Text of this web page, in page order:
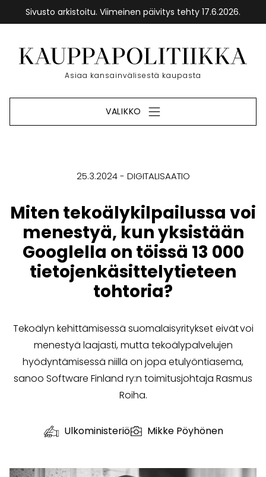
Sivusto arkistoitu. Viimeinen päivitys tehty 17.6.2026.
sisältöön
Etusivu
Asiaa kansainvälisestä kaupasta
VALIKKO
25.3.2024 DIGITALISAATIO
Miten tekoälykilpailussa voi
menestyä, kun yksistään
Googlella on töissä 13 000
tietojenkäsittelytieteen
tohtoria?
Tekoälyn kehittämisessä suomalaisyritykset eivät voi
menestyä laajasti, mutta tekoälypalvelujen
hyödyntämisessä niillä on jopa etulyöntiasema,
sanoo Software Finland ry:n toimitusjohtaja Rasmus
Roiha.
Ulkoministeriö Mikke Pöyhönen